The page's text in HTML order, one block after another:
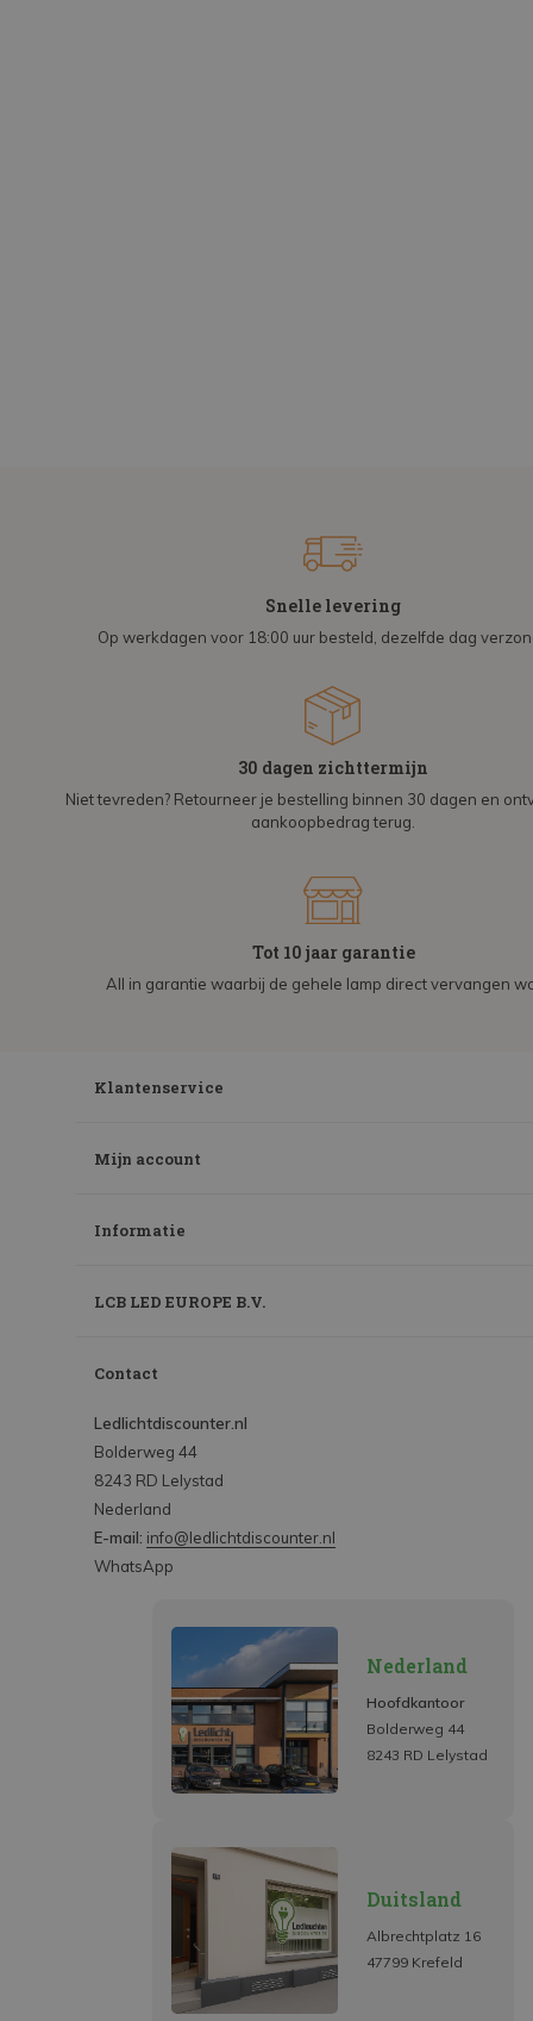
Snelle levering
Op werkdagen voor 18:00 uur besteld, dezelfde dag
30 dagen zichttermijn
Niet tevreden? Retourneer je bestelling binnen 30 dagen en
aankoopbedrag terug.
Tot 10 jaar garantie
All in garantie waarbij de gehele lamp direct vervangen
Klantenservice
Mijn account
Informatie
LCB LED EUROPE B.V.
Contact
Ledlichtdiscounter.nl
Bolderweg 44
8243 RD Lelystad
Nederland
E-mail: info@ledlichtdiscounter.nl
WhatsApp
Nederland
Hoofdkantoor
Bolderweg 44
8243 RD Lelystad
Duitsland
Albrechtplatz 16
47799 Krefeld